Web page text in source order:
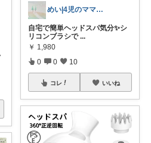
めい|4児のママおすすめ
自宅で簡単ヘッドスパ気分✨シ
リコンブラシで ...
￥ 1,980
0 0 10
コレ いいね